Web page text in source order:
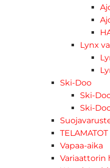
Lynx
Ski-Doo
Ski-
Ski-
TELAMATOT
Vapaa-aika
Variaattorin